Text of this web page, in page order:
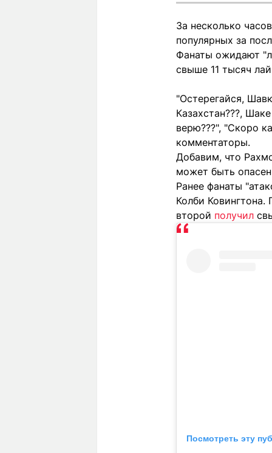
За несколько
популярных за
Фанаты ожидают
свыше 11 тысяч
"Остерегайся,
Казахстан???,
верю???", "Скоро
комментаторы.
Добавим, что
может быть
Ранее фанаты
Колби
второй получил
Посмотреть эту